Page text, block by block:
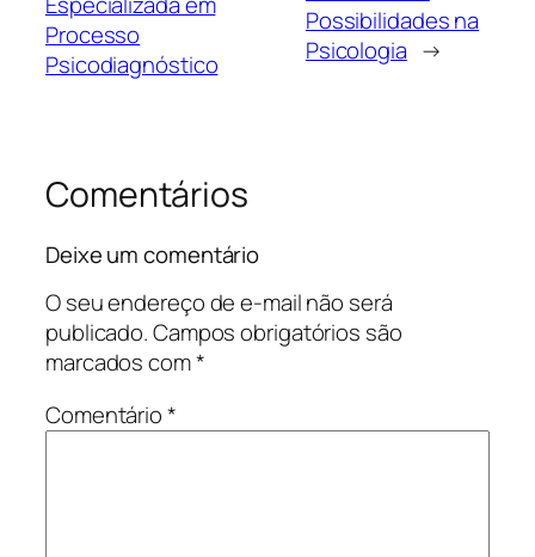
Processo
Psicodiagnóstico
Possibilidades na
Psicologia →
Comentários
Deixe um comentário
O seu endereço de e-mail não será
publicado.Campos obrigatórios são
marcados com*
Comentário*